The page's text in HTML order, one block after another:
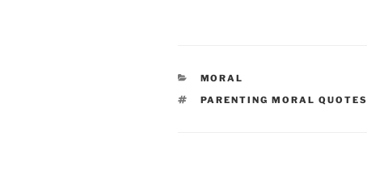
CATEGORIES
MORAL
TAGS
PARENTING MORAL QUOTES